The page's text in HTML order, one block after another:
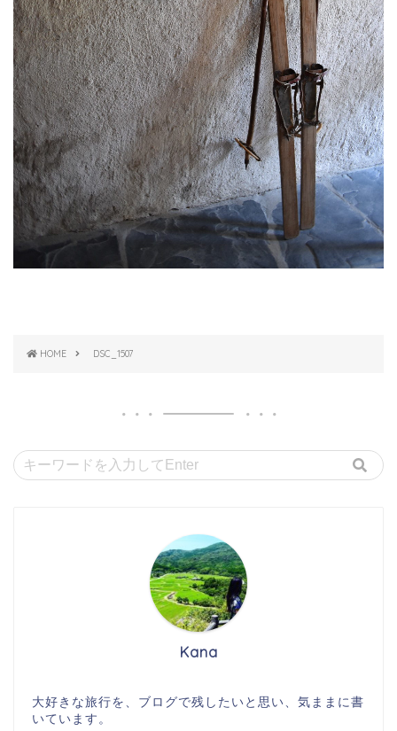
HOME DSC_1507
Kana
大好きな旅行を、ブログで残したいと思い、気ままに書
いています。